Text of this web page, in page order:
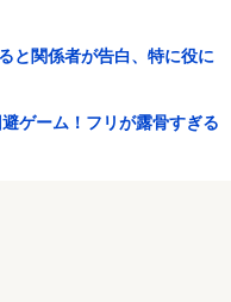
と関係者が告白、特に役に
ゲーム！フリが露骨すぎる